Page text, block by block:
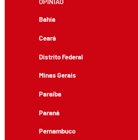
OPINIÃO
Bahia
Ceará
Distrito Federal
Minas Gerais
Paraíba
Paraná
Pernambuco